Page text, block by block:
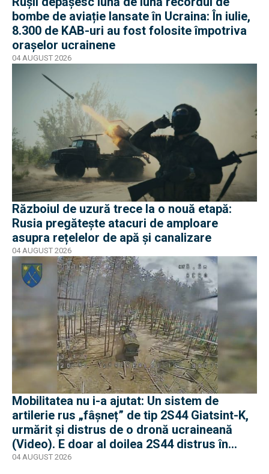
bombe de aviație lansate în Ucraina: În iulie,
8.300 de KAB-uri au fost folosite împotriva
orașelor ucrainene
04 AUGUST 2026
Războiul de uzură trece la o nouă etapă:
Rusia pregătește atacuri de amploare
asupra rețelelor de apă și canalizare
04 AUGUST 2026
Mobilitatea nu i-a ajutat: Un sistem de
artilerie rus „fâșneț” de tip 2S44 Giatsint-K,
urmărit și distrus de o dronă ucraineană
(Video). E doar al doilea 2S44 distrus în
război
04 AUGUST 2026